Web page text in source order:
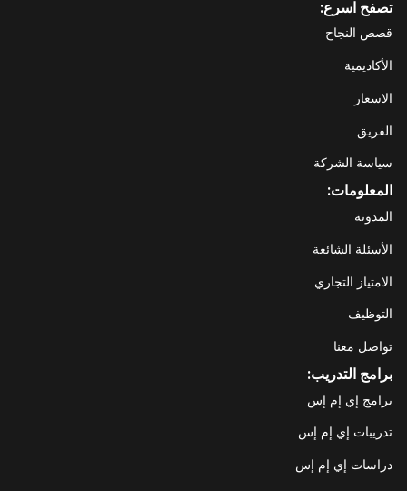
تصفح اسرع:
قصص النجاح
الأكاديمية
الاسعار
الفريق
سياسة الشركة
المعلومات:
المدونة
الأسئلة الشائعة
الامتياز التجاري
التوظيف
تواصل معنا
برامج التدريب:
برامج إي إم إس
تدريبات إي إم إس
دراسات إي إم إس